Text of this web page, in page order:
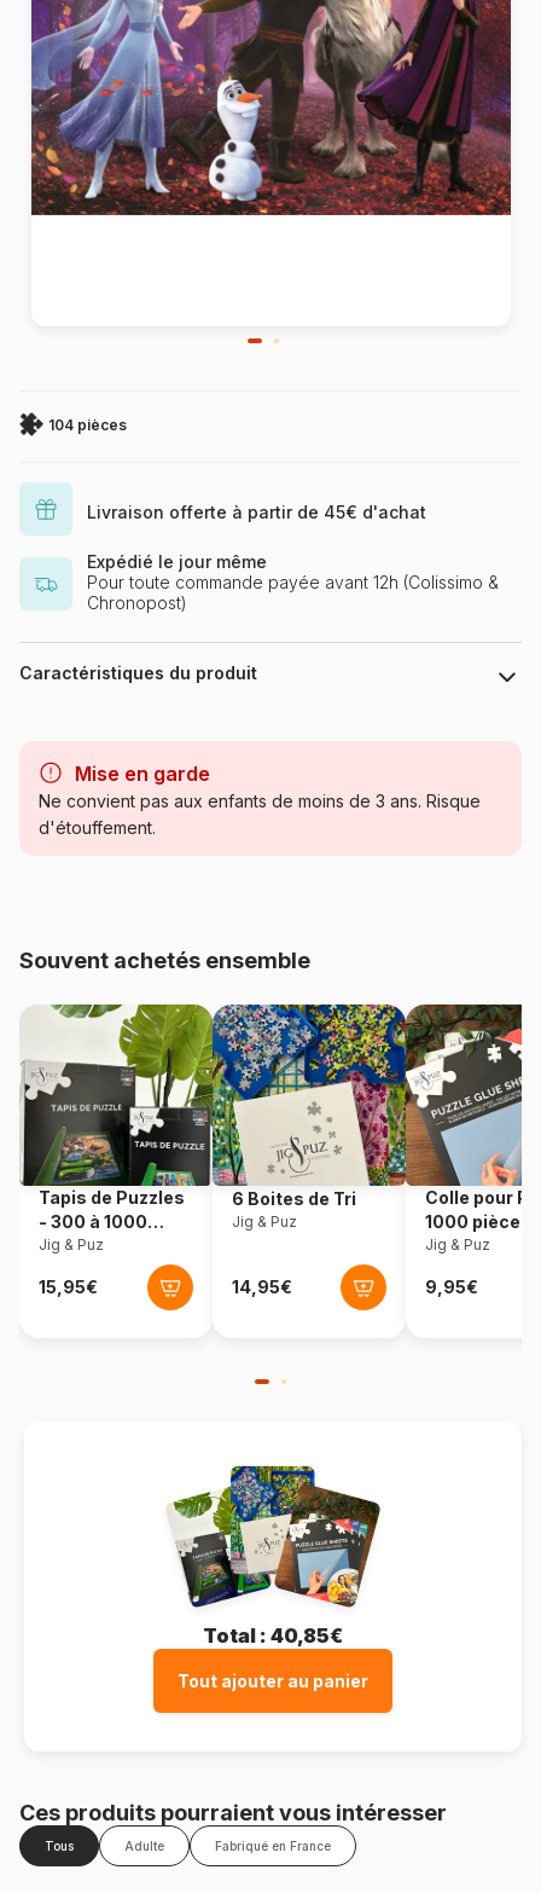
104 pièces
Livraison offerte à partir de 45€ d'achat
Expédié le jour même
Pour toute commande payée avant 12h (Colissimo &
Chronopost)
Caractéristiques du produit
Catégorie
Provenance Italie
Clementoni-25771
EAN 8005125257713
Nombre de pièces 104 pièces
Dimensions 48 x 33 cm
Mise en garde
Ne convient pas aux enfants de moins de 3 ans. Risque
d'étouffement.
Souvent achetés ensemble
Tapis de Puzzles
- 300 à 1000
pièces
Jig & Puz
6 Boites de Tri
Jig & Puz
Colle pour
1000 pièces
Jig & Puz
Total : 40,85€
Tout ajouter au panier
Ces produits pourraient vous intéresser
Tous Adulte Fabriqué en France